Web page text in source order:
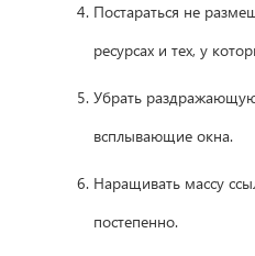
Постараться не
ресурсах и тех, у
Убрать
всплывающие окна.
Наращивать массу
постепенно.